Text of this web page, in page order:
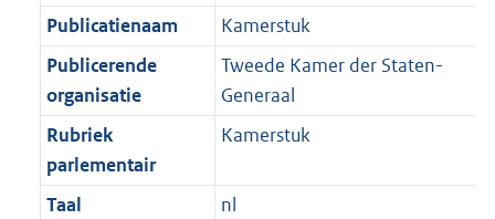
Publicatienaam
Kamerstuk
Publicerende
organisatie
Tweede Kamer der Staten-
Generaal
Rubriek
parlementair
Kamerstuk
Taal
nl